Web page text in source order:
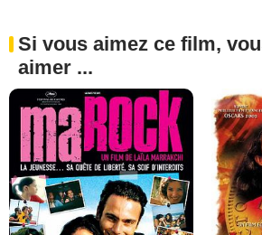
Si vous aimez ce film,
aimer ...